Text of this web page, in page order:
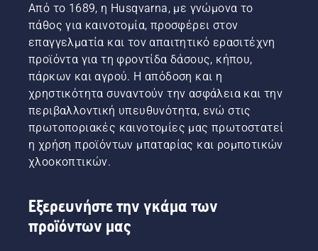
Από το 1689, η Husqvarna, με γνώμονα το
πάθος για καινοτομία, προσφέρει στον
επαγγελματία και τον απαιτητικό ερασιτέχνη
προϊόντα για τη φροντίδα δάσους, κήπου,
πάρκων και αγρού. Η απόδοση και η
χρηστικότητα συναντούν την ασφάλεια και την
περιβαλλοντική υπευθυνότητα, ενώ στις
πρωτοποριακές καινοτομίες μας πρωτοστατεί
η χρήση προϊόντων μπαταρίας και ρομποτικών
χλοοκοπτικών.
Εξερευνήστε την γκάμα των
προϊόντων μας